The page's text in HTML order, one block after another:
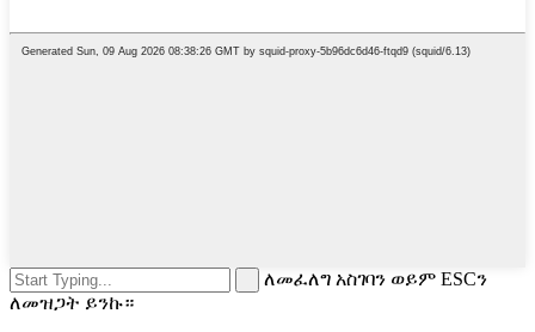
ለመፈለግ አስገባን ወይም ESCን
ለመዝጋት ይንኩ።